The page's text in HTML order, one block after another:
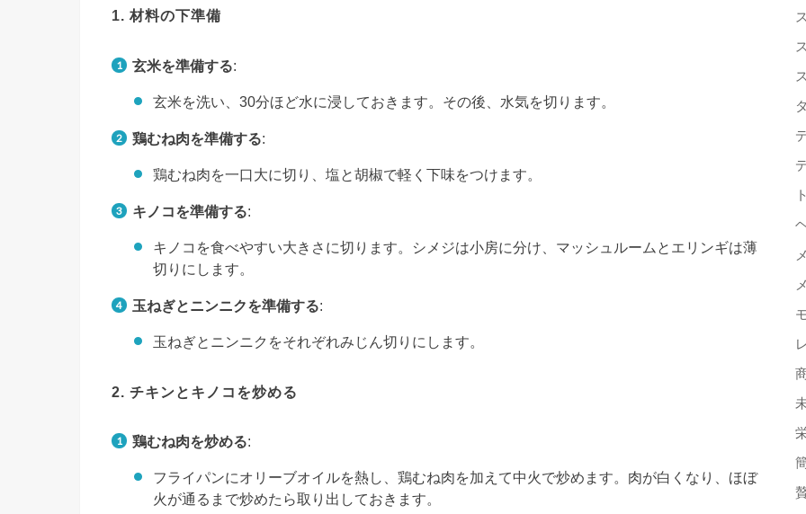
1. 材料の下準備
玄米を準備する:
玄米を洗い、30分ほど水に浸しておきます。その後、水気を切ります。
鶏むね肉を準備する:
鶏むね肉を一口大に切り、塩と胡椒で軽く下味をつけます。
キノコを準備する:
キノコを食べやすい大きさに切ります。シメジは小房に分け、マッシュルームとエリンギは薄
切りにします。
玉ねぎとニンニクを準備する:
玉ねぎとニンニクをそれぞれみじん切りにします。
2. チキンとキノコを炒める
鶏むね肉を炒める:
フライパンにオリーブオイルを熱し、鶏むね肉を加えて中火で炒めます。肉が白くなり、ほぼ
火が通るまで炒めたら取り出しておきます。